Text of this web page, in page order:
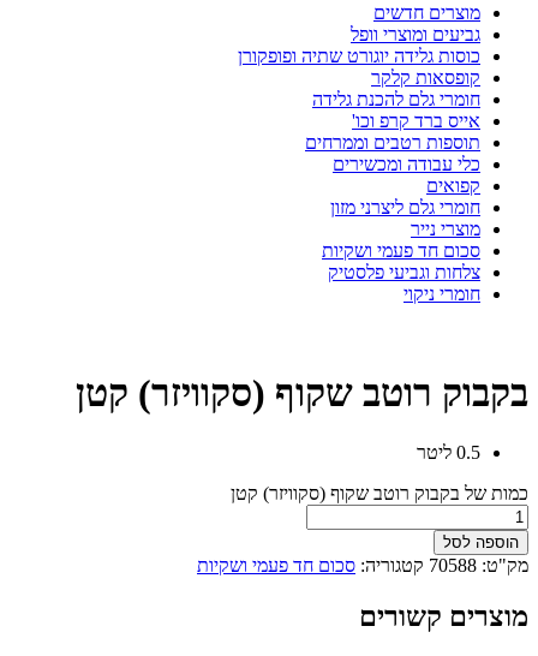
מוצרים חדשים
גביעים ומוצרי וופל
כוסות גלידה יוגורט שתיה ופופקורן
קופסאות קלקר
חומרי גלם להכנת גלידה
אייס ברד קרפ וכו'
תוספות רטבים וממרחים
כלי עבודה ומכשירים
קפואים
חומרי גלם ליצרני מזון
מוצרי נייר
סכום חד פעמי ושקיות
צלחות וגביעי פלסטיק
חומרי ניקוי
בקבוק רוטב שקוף (סקוויזר) קטן
0.5 ליטר
כמות של בקבוק רוטב שקוף (סקוויזר) קטן
הוספה לסל
מק"ט: 70588 קטגוריה: סכום חד פעמי ושקיות
מוצרים קשורים